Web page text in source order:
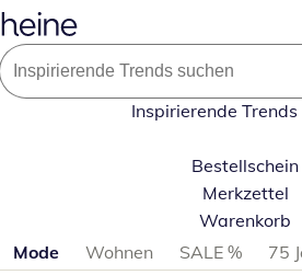
Inspirierende Trends
Bestellschein
Merkzettel
Warenkorb
Produktkategorien überspringen
Mode Wohnen SALE %
75